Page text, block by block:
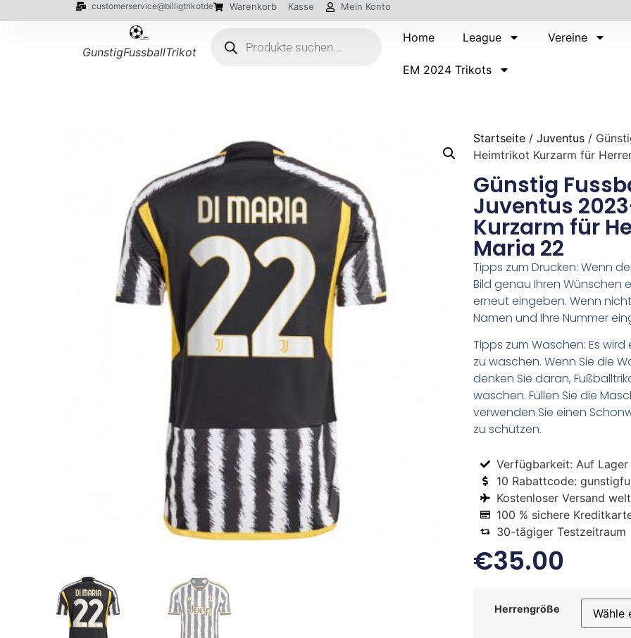
customerservice@billigtrikotde Warenkorb Kasse Mein Konto
GunstigFussballTrikot
Home League Vereine
EM 2024 Trikots
Startseite / Juventus /
Heimtrikot Kurzarm für
Günstig
Juventus
Kurzarm für
Maria 22
Tipps zum Drucken: Wenn
Bild genau Ihren Wünschen
erneut eingeben. Wenn
Namen und Ihre Nummer
Tipps zum Waschen: Es
zu waschen. Wenn Sie die
denken Sie daran,
waschen. Füllen Sie die
verwenden Sie einen
zu schützen.
Verfügbarkeit: Auf Lager
10 Rabattcode:
Kostenloser Versand
100 % sichere
30-tägiger Testzeitraum
€35.00
Herrengröße